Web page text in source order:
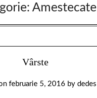
Amestecate
Vârste
februarie 5, 2016 by dedes